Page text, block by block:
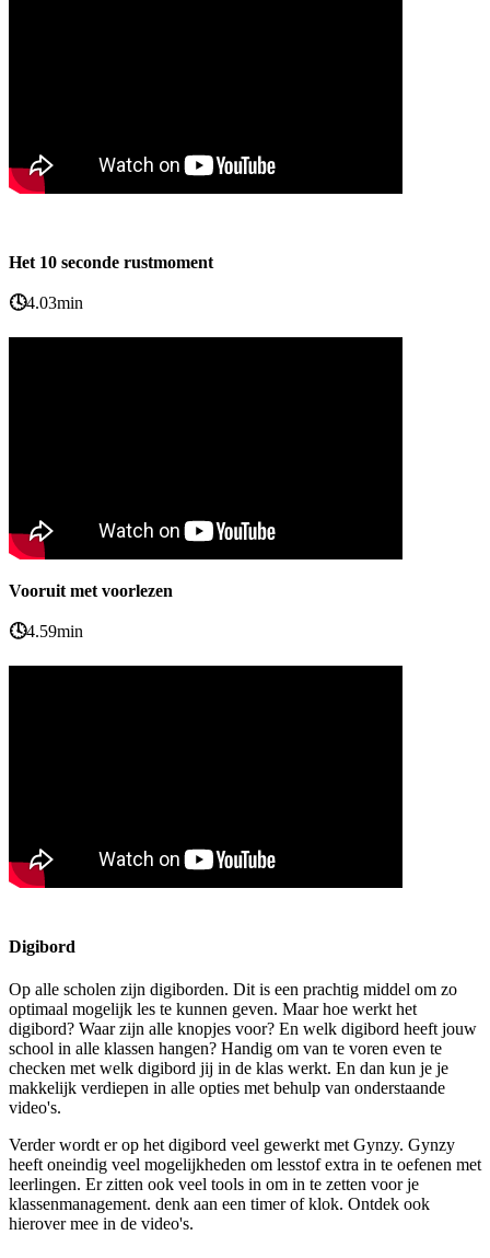
Het 10 seconde rustmoment
🕓4.03min
Vooruit met voorlezen
🕓4.59min
Digibord
Op alle scholen zijn digiborden. Dit is een prachtig middel om zo
optimaal mogelijk les te kunnen geven. Maar hoe werkt het
digibord? Waar zijn alle knopjes voor? En welk digibord heeft jouw
school in alle klassen hangen? Handig om van te voren even te
checken met welk digibord jij in de klas werkt. En dan kun je je
makkelijk verdiepen in alle opties met behulp van onderstaande
video's.
Verder wordt er op het digibord veel gewerkt met Gynzy. Gynzy
heeft oneindig veel mogelijkheden om lesstof extra in te oefenen met
leerlingen. Er zitten ook veel tools in om in te zetten voor je
klassenmanagement. denk aan een timer of klok. Ontdek ook
hierover mee in de video's.